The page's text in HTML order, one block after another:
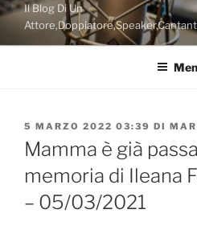
Il Blog Di Un
PUBBLICATO
IL
5 MARZO 2022 03:39 DI
Mamma è già
memoria di Ileana
– 05/03/2021